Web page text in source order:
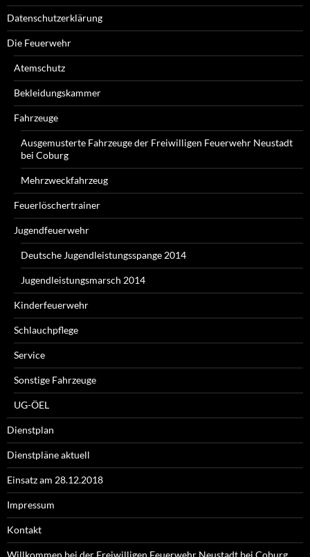
Datenschutzerklärung
Die Feuerwehr
Atemschutz
Bekleidungskammer
Fahrzeuge
Ausgemusterte Fahrzeuge der Freiwilligen Feuerwehr Neustadt
bei Coburg
Mehrzweckfahrzeug
Feuerlöschertrainer
Jugendfeuerwehr
Deutsche Jugendleistungsspange 2014
Jugendleistungsmarsch 2014
Kinderfeuerwehr
Schlauchpflege
Service
Sonstige Fahrzeuge
UG-ÖEL
Dienstplan
Dienstpläne aktuell
Einsatz am 28.12.2018
Impressum
Kontakt